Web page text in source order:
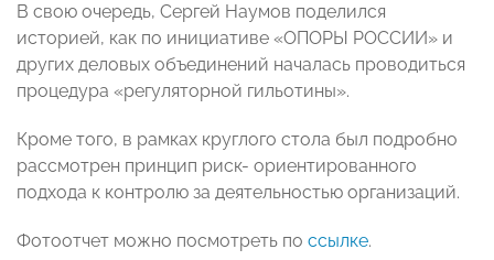
В свою очередь, Сергей Наумов поделился
историей, как по инициативе «ОПОРЫ РОССИИ» и
других деловых объединений началась проводиться
процедура «регуляторной гильотины».
Кроме того, в рамках круглого стола был подробно
рассмотрен принцип риск- ориентированного
подхода к контролю за деятельностью организаций.
Фотоотчет можно посмотреть по ссылке.